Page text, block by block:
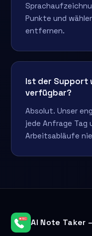
Punkte und
entfernen.
Ist der Support
verfügbar?
Absolut. Unser
jede Anfrage Tag
Arbeitsabläufe
AI Note Taker